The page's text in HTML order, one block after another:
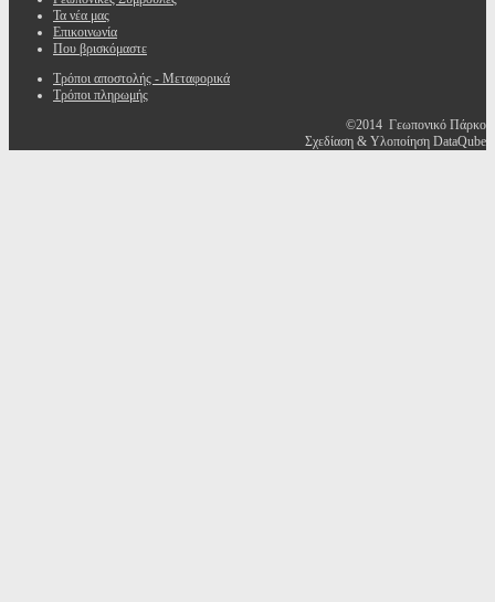
Τα νέα μας
Επικοινωνία
Που βρισκόμαστε
Τρόποι αποστολής - Μεταφορικά
Τρόποι πληρωμής
©2014 Γεωπονικό Πάρκο
Σχεδίαση & Υλοποίηση DataQube